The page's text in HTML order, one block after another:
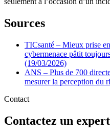
Sources
TICsanté – Mieux prise
cybermenace pâtit
(19/03/2026)
ANS – Plus de 700
mesurer la perception du
Contact
Contactez un